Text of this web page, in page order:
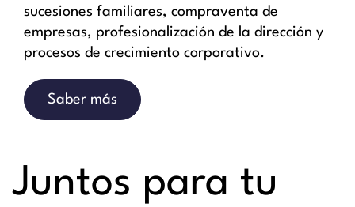
sucesiones familiares, compraventa de
empresas, profesionalización de la dirección y
procesos de crecimiento corporativo.
Saber más
Juntos para tu